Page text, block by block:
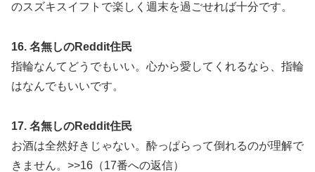
のスズキスイフトで楽しく週末を過ごせれば十分です。
16. 名無しのReddit住民
指輪なんてどうでもいい。心から愛してくれるなら、指輪
はなんでもいいです。
17. 名無しのReddit住民
お酒は全然好きじゃない。酔っぱらって倒れるのが理解で
きません。>>16（17番への返信）